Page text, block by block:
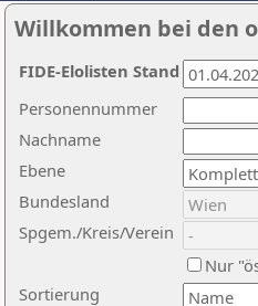
Willkommen bei den
Nachname
Ebene
Sortierung
Personennummer
Bundesland
Spgem./Kreis/Verein
Nur
FIDE-Elolisten Stand